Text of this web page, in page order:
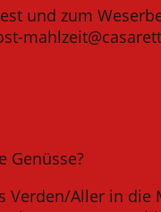
und zum
Genüsse?
Verden/Aller in die